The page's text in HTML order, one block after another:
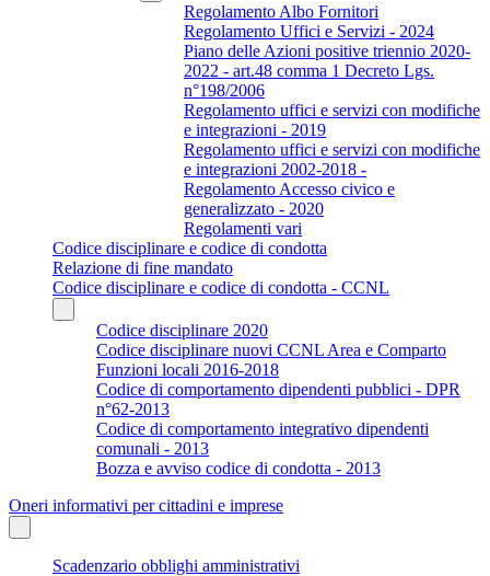
Regolamento Albo Fornitori
Regolamento Uffici e Servizi - 2024
Piano delle Azioni positive triennio 2020-
2022 - art.48 comma 1 Decreto Lgs.
n°198/2006
Regolamento uffici e servizi con modifiche
e integrazioni - 2019
Regolamento uffici e servizi con modifiche
e integrazioni 2002-2018 -
Regolamento Accesso civico e
generalizzato - 2020
Regolamenti vari
Codice disciplinare e codice di condotta
Relazione di fine mandato
Codice disciplinare e codice di condotta - CCNL
Codice disciplinare 2020
Codice disciplinare nuovi CCNL Area e Comparto
Funzioni locali 2016-2018
Codice di comportamento dipendenti pubblici - DPR
n°62-2013
Codice di comportamento integrativo dipendenti
comunali - 2013
Bozza e avviso codice di condotta - 2013
Oneri informativi per cittadini e imprese
Scadenzario obblighi amministrativi